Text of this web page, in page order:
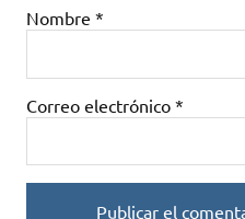
Nombre *
Correo electrónico *